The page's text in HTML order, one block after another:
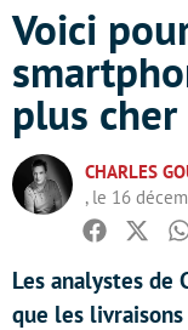
Voici
plus
CHARLES
, le 16
Facebook
Les analystes de
que les